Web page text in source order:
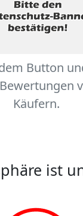
Button
Käufern.
ist